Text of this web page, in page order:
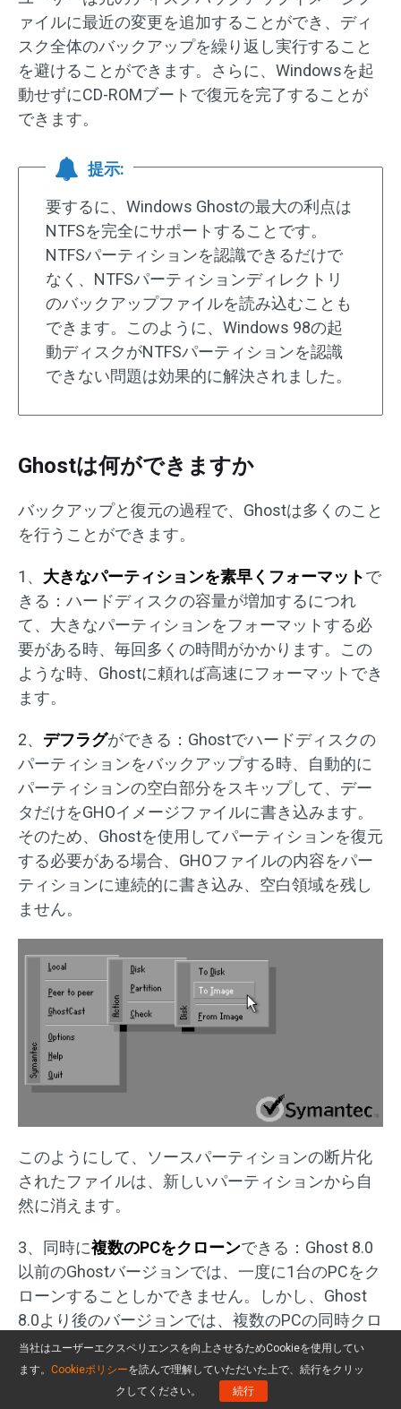
ァイルに最近の変更を追加することができ、ディ
スク全体のバックアップを繰り返し実行すること
を避けることができます。さらに、Windowsを起
動せずにCD-ROMブートで復元を完了することが
できます。
提示:
要するに、Windows Ghostの最大の利点は
NTFSを完全にサポートすることです。
NTFSパーティションを認識できるだけで
なく、NTFSパーティションディレクトリ
のバックアップファイルを読み込むことも
できます。このように、Windows 98の起
動ディスクがNTFSパーティションを認識
できない問題は効果的に解決されました。
Ghostは何ができますか
バックアップと復元の過程で、Ghostは多くのこと
を行うことができます。
1、 大きなパーティションを素早くフォーマットで
きる：ハードディスクの容量が増加するにつれ
て、大きなパーティションをフォーマットする必
要がある時、毎回多くの時間がかかります。この
ような時、Ghostに頼れば高速にフォーマットでき
ます。
2、 デフラグができる：Ghostでハードディスクの
パーティションをバックアップする時、自動的に
パーティションの空白部分をスキップして、デー
タだけをGHOイメージファイルに書き込みます。
そのため、Ghostを使用してパーティションを復元
する必要がある場合、GHOファイルの内容をパー
ティションに連続的に書き込み、空白領域を残し
ません。
このようにして、ソースパーティションの断片化
されたファイルは、新しいパーティションから自
然に消えます。
3、同時に複数のPCをクローンできる：Ghost 8.0
以前のGhostバージョンでは、一度に1台のPCをク
ローンすることしかできません。しかし、Ghost
8.0より後のバージョンでは、複数のPCの同時クロ
ーンをサポートするように改良されています。
PQパーティショニングから発生したエラーを
当社はユーザーエクスペリエンスを向上させるためCookieを使用してい
ます。 Cookieポリシーを読んで理解していただいた上で、続行をクリッ
クしてください。
続行